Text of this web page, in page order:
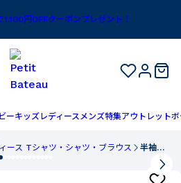
円OFFクーポンプレゼント！
ーキッズ レディースメンズ特集アウトレットボ
ィース Tシャツ・シャツ・ブラウス 半袖Ｔシャツ